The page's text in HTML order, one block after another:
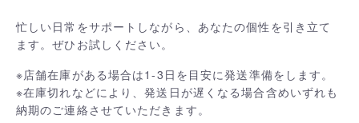
忙しい日常をサポートしながら、あなたの個性を引き立て
ます。ぜひお試しください。
※店舗在庫がある場合は1-3日を目安に発送準備をします。
※在庫切れなどにより、発送日が遅くなる場合含めいずれも
納期のご連絡させていただきます。